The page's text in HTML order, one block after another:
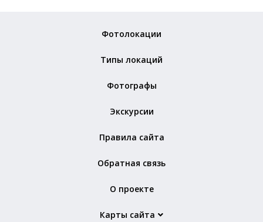
Фотолокации
Типы локаций
Фотографы
Экскурсии
Правила сайта
Обратная связь
О проекте
Карты сайта